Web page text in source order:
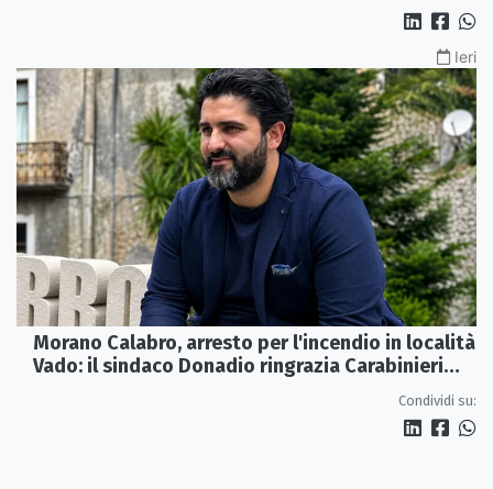
Ieri
Morano Calabro, arresto per l'incendio in località
Vado: il sindaco Donadio ringrazia Carabinieri
Condividi su: